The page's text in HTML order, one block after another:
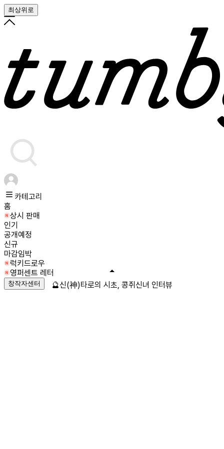
최상위로
카테고리
홈
상시 판매
인기
공개예정
신규
마감임박
럭키드로우
영퍼센트 레터
창작자센터 🔮신(神)타로의 시초, 콩쥐신녀 인터뷰